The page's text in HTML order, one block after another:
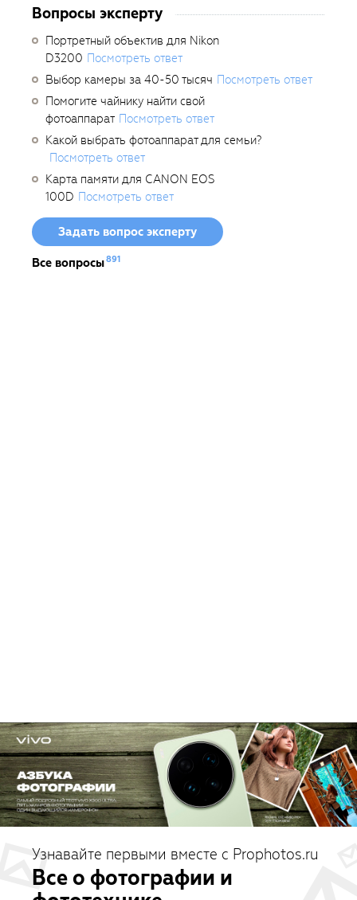
Вопросы эксперту
Портретный объектив для Nikon
D3200 Посмотреть ответ
Выбор камеры за 40-50 тысяч Посмотреть ответ
Помогите чайнику найти свой
фотоаппарат Посмотреть ответ
Какой выбрать фотоаппарат для семьи?
Посмотреть ответ
Карта памяти для CANON EOS
100D Посмотреть ответ
Задать вопрос эксперту
Все вопросы891
Узнавайте первыми вместе с Prophotos.ru
Все о фотографии и